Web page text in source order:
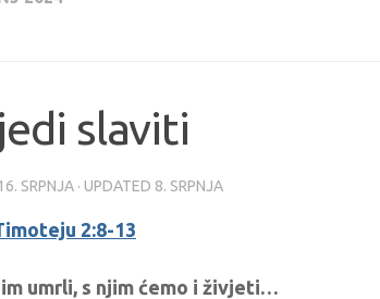
slaviti
SRPNJA · UPDATED 8. SRPNJA
2:8-13
umrli, s njim ćemo i živjeti…